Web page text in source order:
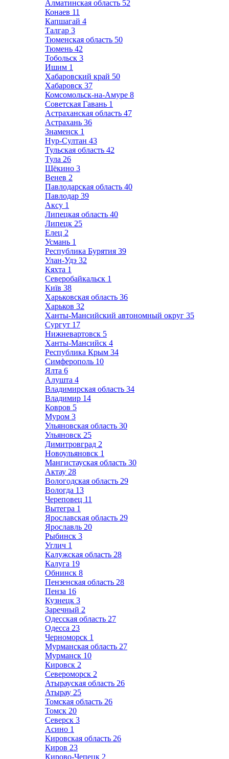
Алматинская область 52
Конаев 11
Капшагай 4
Талгар 3
Тюменская область 50
Тюмень 42
Тобольск 3
Ишим 1
Хабаровский край 50
Хабаровск 37
Комсомольск-на-Амуре 8
Советская Гавань 1
Астраханская область 47
Астрахань 36
Знаменск 1
Нур-Султан 43
Тульская область 42
Тула 26
Щёкино 3
Венев 2
Павлодарская область 40
Павлодар 39
Аксу 1
Липецкая область 40
Липецк 25
Елец 2
Усмань 1
Республика Бурятия 39
Улан-Удэ 32
Кяхта 1
Северобайкальск 1
Київ 38
Харьковская область 36
Харьков 32
Ханты-Мансийский автономный округ 35
Сургут 17
Нижневартовск 5
Ханты-Мансийск 4
Республика Крым 34
Симферополь 10
Ялта 6
Алушта 4
Владимирская область 34
Владимир 14
Ковров 5
Муром 3
Ульяновская область 30
Ульяновск 25
Димитровград 2
Новоульяновск 1
Мангистауская область 30
Актау 28
Вологодская область 29
Вологда 13
Череповец 11
Вытегра 1
Ярославская область 29
Ярославль 20
Рыбинск 3
Углич 1
Калужская область 28
Калуга 19
Обнинск 8
Пензенская область 28
Пенза 16
Кузнецк 3
Заречный 2
Одесская область 27
Одесса 23
Черноморск 1
Мурманская область 27
Мурманск 10
Кировск 2
Североморск 2
Атырауская область 26
Атырау 25
Томская область 26
Томск 20
Северск 3
Асино 1
Кировская область 26
Киров 23
Кирово-Чепецк 2